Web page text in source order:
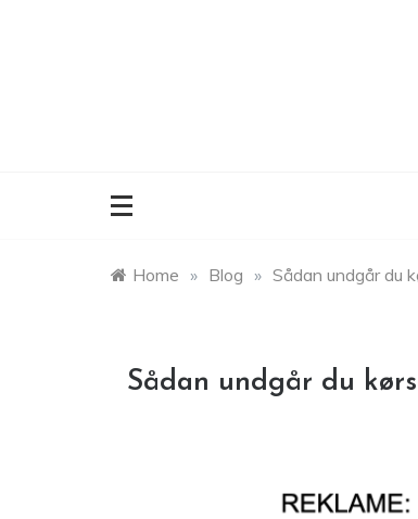
Home » Blog » Sådan undgår du
Sådan undgår du